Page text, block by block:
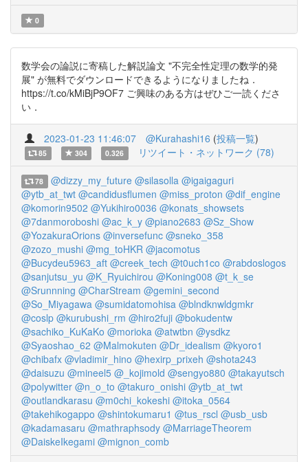
0
数学会の論説に寄稿した解説論文 "不完全性定理の数学的発
展" が無料でダウンロードできるようになりましたね．
https://t.co/kMiBjP9OF7 ご興味のある方はぜひご一読くださ
い．
2023-01-23 11:46:07 @Kurahashi16 (投稿一覧)
85 304 0.326 リツイート・ネットワーク (78)
78 @dizzy_my_future @silasolla @igaigaguri
@ytb_at_twt @candidusflumen @miss_proton @dif_engine
@komorin9502 @Yukihiro0036 @konats_showsets
@7danmoroboshi @ac_k_y @piano2683 @Sz_Show
@YozakuraOrions @inversefunc @sneko_358
@zozo_mushi @mg_toHKR @jacomotus
@Bucydeu5963_aft @creek_tech @t0uch1co @rabdoslogos
@sanjutsu_yu @K_Ryuichirou @Koning008 @t_k_se
@Srunnning @CharStream @gemini_second
@So_Miyagawa @sumidatomohisa @blndknwldgmkr
@coslp @kurubushi_rm @hiro2fuji @bokudentw
@sachiko_KuKaKo @morioka @atwtbn @ysdkz
@Syaoshao_62 @Malmokuten @Dr_idealism @kyoro1
@chibafx @vladimir_hino @hexirp_prixeh @shota243
@daisuzu @mineel5 @_kojimold @sengyo880 @takayutsch
@polywitter @n_o_to @takuro_onishi @ytb_at_twt
@outlandkarasu @m0chi_kokeshi @itoka_0564
@takehikogappo @shintokumaru1 @tus_rscl @usb_usb
@kadamasaru @mathraphsody @MarriageTheorem
@DaiskeIkegami @mignon_comb